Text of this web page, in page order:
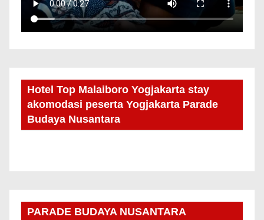
Hotel Top Malaiboro Yogjakarta stay
akomodasi peserta Yogjakarta Parade
Budaya Nusantara
PARADE BUDAYA NUSANTARA